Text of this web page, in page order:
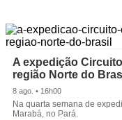
A expedição
região Norte do
8 ago. • 16h00
Na quarta semana de
Marabá, no Pará.